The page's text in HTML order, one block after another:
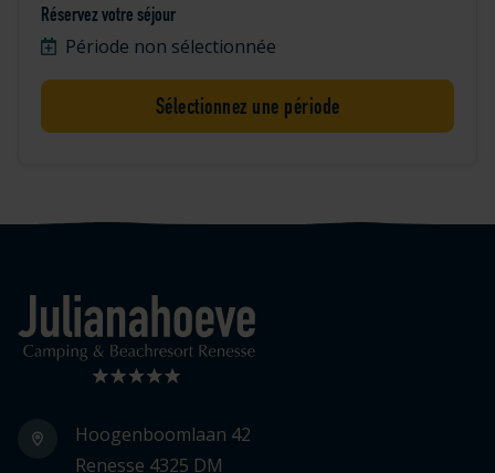
Réservez votre séjour
Période non sélectionnée
Sélectionnez une période
Logo Julianahoeve
Hoogenboomlaan 42
Renesse 4325 DM